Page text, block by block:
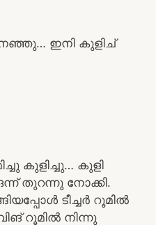
ഇനി കുളിച്
കുളിച്ചു… കുളി
തുറന്നു നോക്കി.
ടീച്ചർ റൂമിൽ
റൂമിൽ നിന്നു